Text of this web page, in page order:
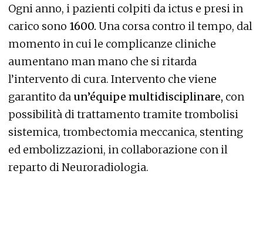
Ogni anno, i pazienti colpiti da ictus e presi in
carico sono 1600. Una corsa contro il tempo, dal
momento in cui le complicanze cliniche
aumentano man mano che si ritarda
l’intervento di cura. Intervento che viene
garantito da un’équipe multidisciplinare, con
possibilità di trattamento tramite trombolisi
sistemica, trombectomia meccanica, stenting
ed embolizzazioni, in collaborazione con il
reparto di Neuroradiologia.